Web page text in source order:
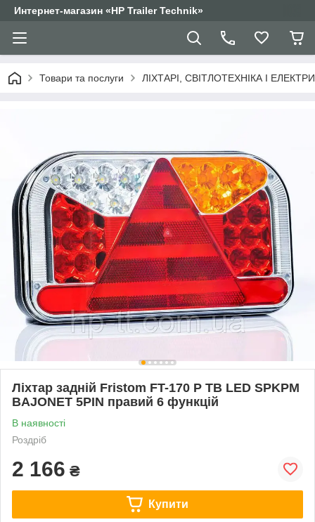
Интернет-магазин «HP Trailer Technik»
Товари та послуги ЛІХТАРІ, СВІТЛОТЕХНІКА І
Ліхтар задній Fristom FT-170 P TB LED SPKPM
BAJONET 5PIN правий 6 функцій
В наявності
Роздріб
2 166 ₴
Купити